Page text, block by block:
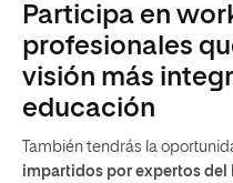
Participa en
profesionales
visión más
educación
También tendrás la
impartidos por expertos del